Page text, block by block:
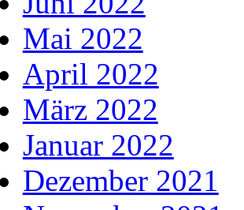
Mai 2022
April 2022
März 2022
Januar 2022
Dezember 2021